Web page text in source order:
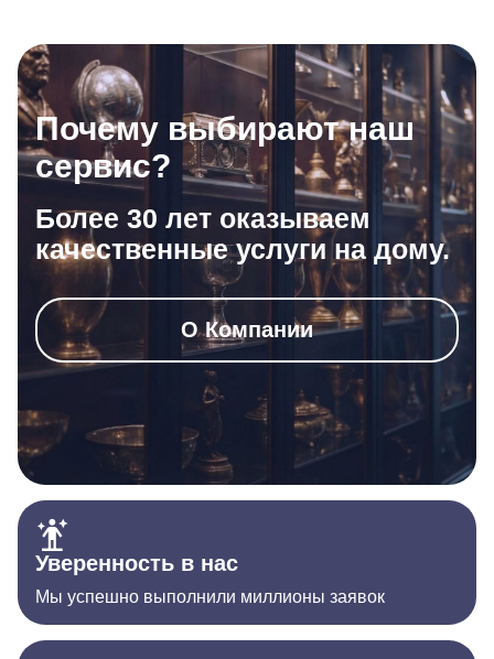
Почему выбирают наш
сервис?
Более 30 лет оказываем
качественные услуги на дому.
О Компании
Уверенность в нас
Мы успешно выполнили миллионы заявок